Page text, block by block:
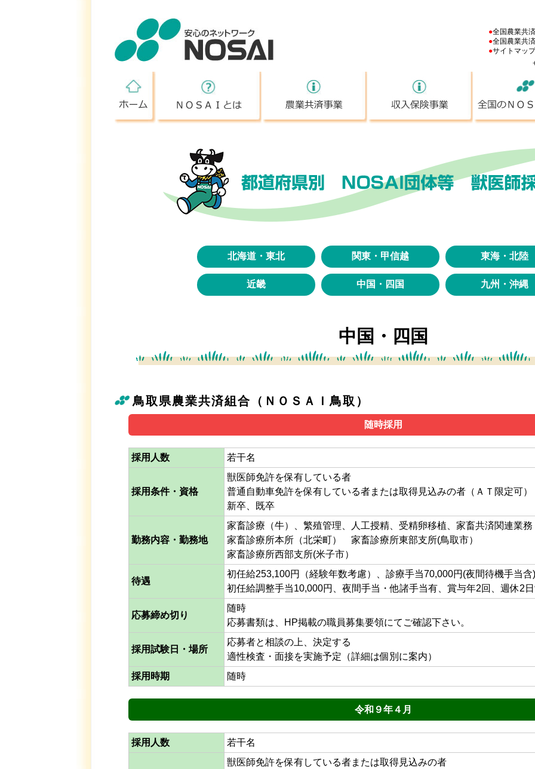
●全国農業共
●全国農業共
●サイトマップ
ＮＯＳＡＩとは 農業共済事業 収入保険事業
北海道・東北 関東・甲信越 東海・北陸
近畿 中国・四国 九州・沖縄
中国・四国
鳥取県農業共済組合（ＮＯＳＡＩ鳥取）
随時採用
採用人数 若干名
採用条件・資格
獣医師免許を保有している者
普通自動車免許を保有している者または取得見込みの者（ＡＴ限定可）
新卒、既卒
勤務内容・勤務地
家畜診療（牛）、繁殖管理、人工授精、受精卵移植、家畜共済関連業務
家畜診療所本所（北栄町） 家畜診療所東部支所(鳥取市）
家畜診療所西部支所(米子市）
待遇
初任給253,100円（経験年数考慮）、診療手当70,000円(夜間待機手当含)
初任給調整手当10,000円、夜間手当・他諸手当有、賞与年2回、週休2
応募締め切り
随時
応募書類は、HP掲載の職員募集要領にてご確認下さい。
採用試験日・場所
応募者と相談の上、決定する
適性検査・面接を実施予定（詳細は個別に案内）
採用時期
随時
令和９年４月
採用人数 若干名
獣医師免許を保有している者または取得見込みの者